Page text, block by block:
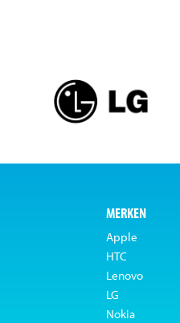
MERKEN
Apple
HTC
Lenovo
LG
Nokia